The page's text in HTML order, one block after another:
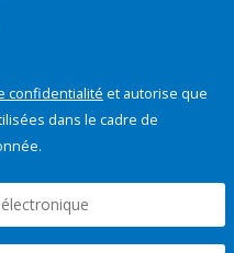
confidentialité et autorise que
dans le cadre de